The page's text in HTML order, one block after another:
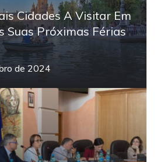
Cidades A Visitar Em
Suas Próximas Férias
de 2024